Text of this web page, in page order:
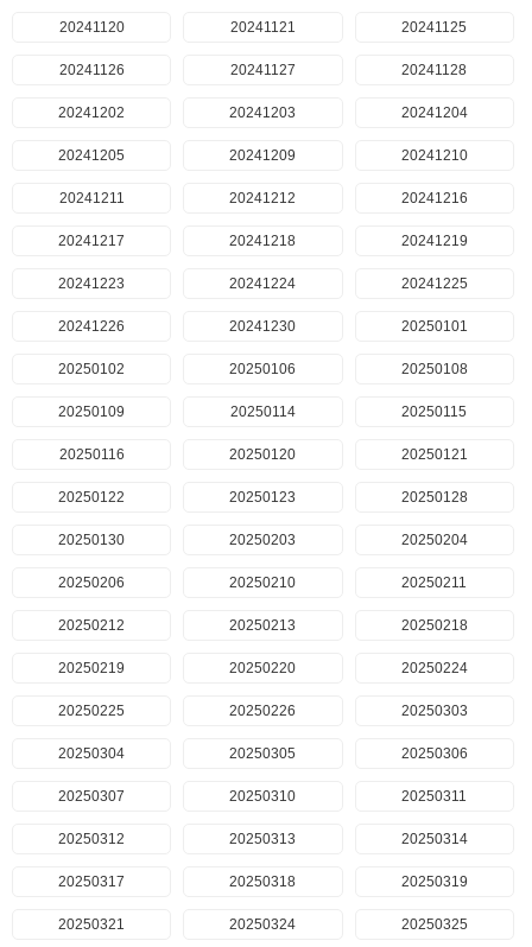
20241120 20241121 20241125
20241126 20241127 20241128
20241202 20241203 20241204
20241205 20241209 20241210
20241211 20241212 20241216
20241217 20241218 20241219
20241223 20241224 20241225
20241226 20241230 20250101
20250102 20250106 20250108
20250109 20250114 20250115
20250116 20250120 20250121
20250122 20250123 20250128
20250130 20250203 20250204
20250206 20250210 20250211
20250212 20250213 20250218
20250219 20250220 20250224
20250225 20250226 20250303
20250304 20250305 20250306
20250307 20250310 20250311
20250312 20250313 20250314
20250317 20250318 20250319
20250321 20250324 20250325